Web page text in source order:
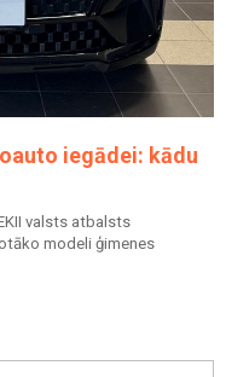
iegādei: kādu
valsts atbalsts
modeli ģimenes